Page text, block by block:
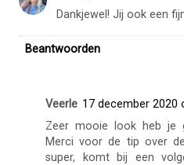
Dankjewel! Jij ook een
Beantwoorden
Veerle 17 december 2020
Zeer mooie look heb je
Merci voor de tip over
super, komt bij een